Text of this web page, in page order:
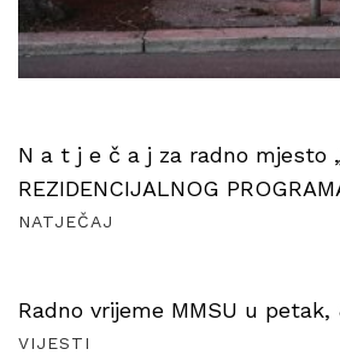
N a t j e č a j za radno mjesto
REZIDENCIJALNOG
NATJEČAJ
Radno vrijeme MMSU u petak,
VIJESTI